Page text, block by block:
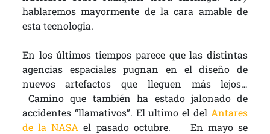
hablaremos mayormente de la cara amable de
esta tecnologia.
En los últimos tiempos parece que las distintas
agencias espaciales pugnan en el diseño de
nuevos artefactos que lleguen más lejos…
Camino que también ha estado jalonado de
accidentes “llamativos”. El ultimo el del Antares
de la NASA el pasado octubre. En mayo se